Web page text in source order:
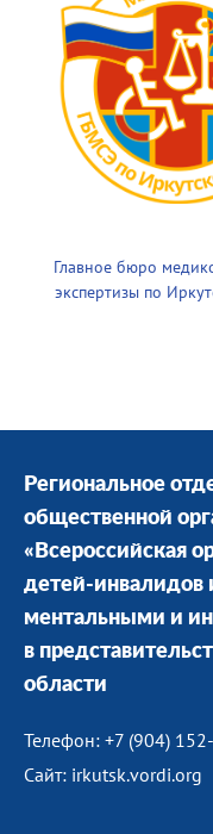
Главное бюро
экспертизы по
Региональное
общественной
«Всероссийская
детей-инвалидов
ментальными и
в
области
Телефон: +7 (904)
Сайт: irkutsk.vordi.org